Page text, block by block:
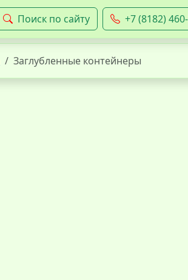
Поиск по сайту +7 (8182)
Заглубленные контейнеры